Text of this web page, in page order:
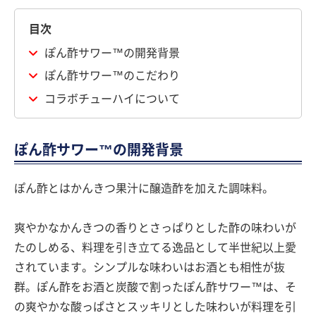
目次
ぽん酢サワー™の開発背景
ぽん酢サワー™のこだわり
コラボチューハイについて
ぽん酢サワー™の開発背景
ぽん酢とはかんきつ果汁に醸造酢を加えた調味料。
爽やかなかんきつの香りとさっぱりとした酢の味わいが
たのしめる、料理を引き立てる逸品として半世紀以上愛
されています。シンプルな味わいはお酒とも相性が抜
群。ぽん酢をお酒と炭酸で割ったぽん酢サワー™は、そ
の爽やかな酸っぱさとスッキリとした味わいが料理を引